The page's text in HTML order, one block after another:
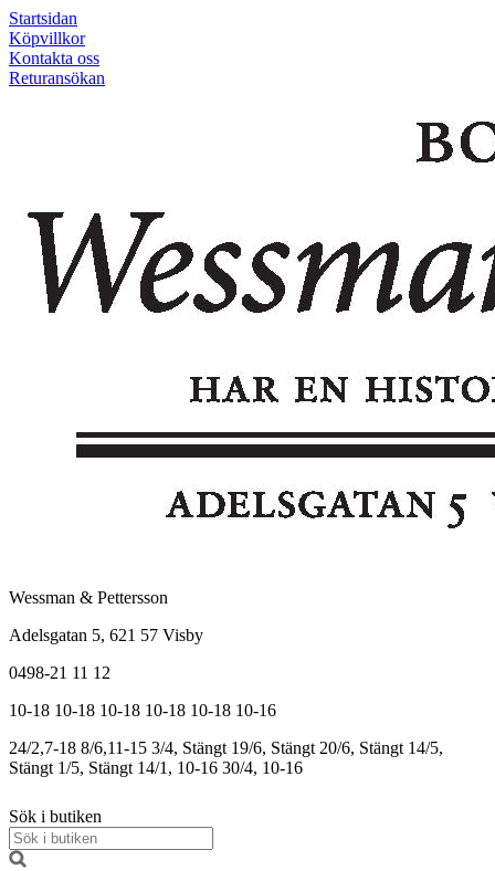
Startsidan
Köpvillkor
Kontakta oss
Returansökan
Wessman & Pettersson
Adelsgatan 5, 621 57 Visby
0498-21 11 12
10-18 10-18 10-18 10-18 10-18 10-16
24/2,7-18 8/6,11-15 3/4, Stängt 19/6, Stängt 20/6, Stängt 14/5,
Stängt 1/5, Stängt 14/1, 10-16 30/4, 10-16
Sök i butiken